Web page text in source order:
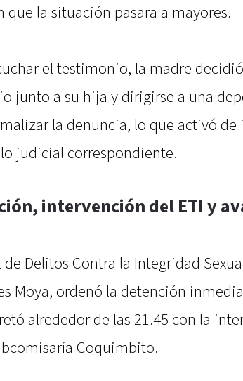
que la situación pasara a mayores.
el testimonio, la madre
junto a su hija y dirigirse a una
la denuncia, lo que activó
judicial correspondiente.
intervención del ETI y
de Delitos Contra la Integridad
Moya, ordenó la detención
alrededor de las 21.45 con la
Coquimbito.